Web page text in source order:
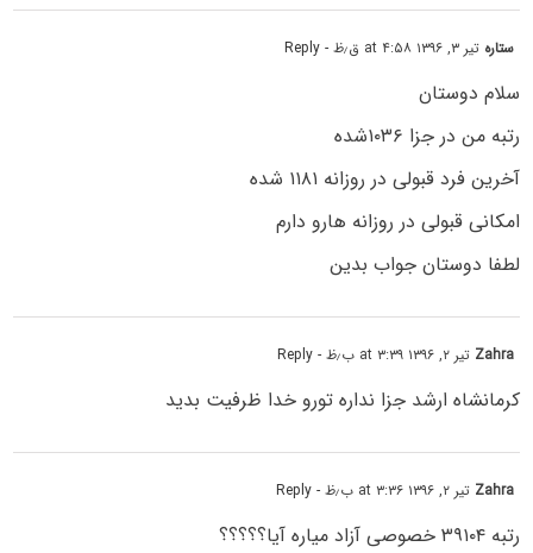
ستاره تیر ۳, ۱۳۹۶ at ۴:۵۸ ق٫ظ - Reply
سلام دوستان
رتبه من در جزا ۱۰۳۶شده
آخرین فرد قبولی در روزانه ۱۱۸۱ شده
امکانی قبولی در روزانه هارو دارم
لطفا دوستان جواب بدین
Zahra تیر ۲, ۱۳۹۶ at ۳:۳۹ ب٫ظ - Reply
کرمانشاه ارشد جزا نداره تورو خدا ظرفیت بدید
Zahra تیر ۲, ۱۳۹۶ at ۳:۳۶ ب٫ظ - Reply
رتبه ۳۹۱۰۴ خصوصی آزاد میاره آیا؟؟؟؟؟